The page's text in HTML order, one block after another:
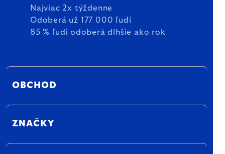
Najviac 2x týždenne
Odoberá už 177 000 ľudí
85 % ľudí odoberá dlhšie ako rok
OBCHOD
ZNAČKY